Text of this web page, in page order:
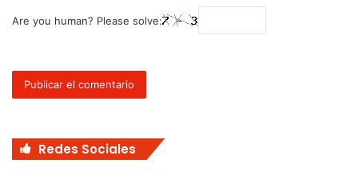
Are you human? Please solve:
Redes Sociales